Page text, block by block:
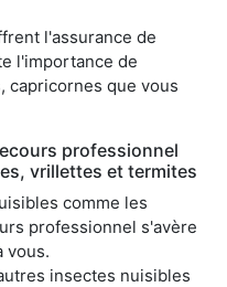
l'assurance de
l'importance de
capricornes que vous
professionnel
vrillettes et termites
comme les
professionnel s'avère
vous.
insectes nuisibles